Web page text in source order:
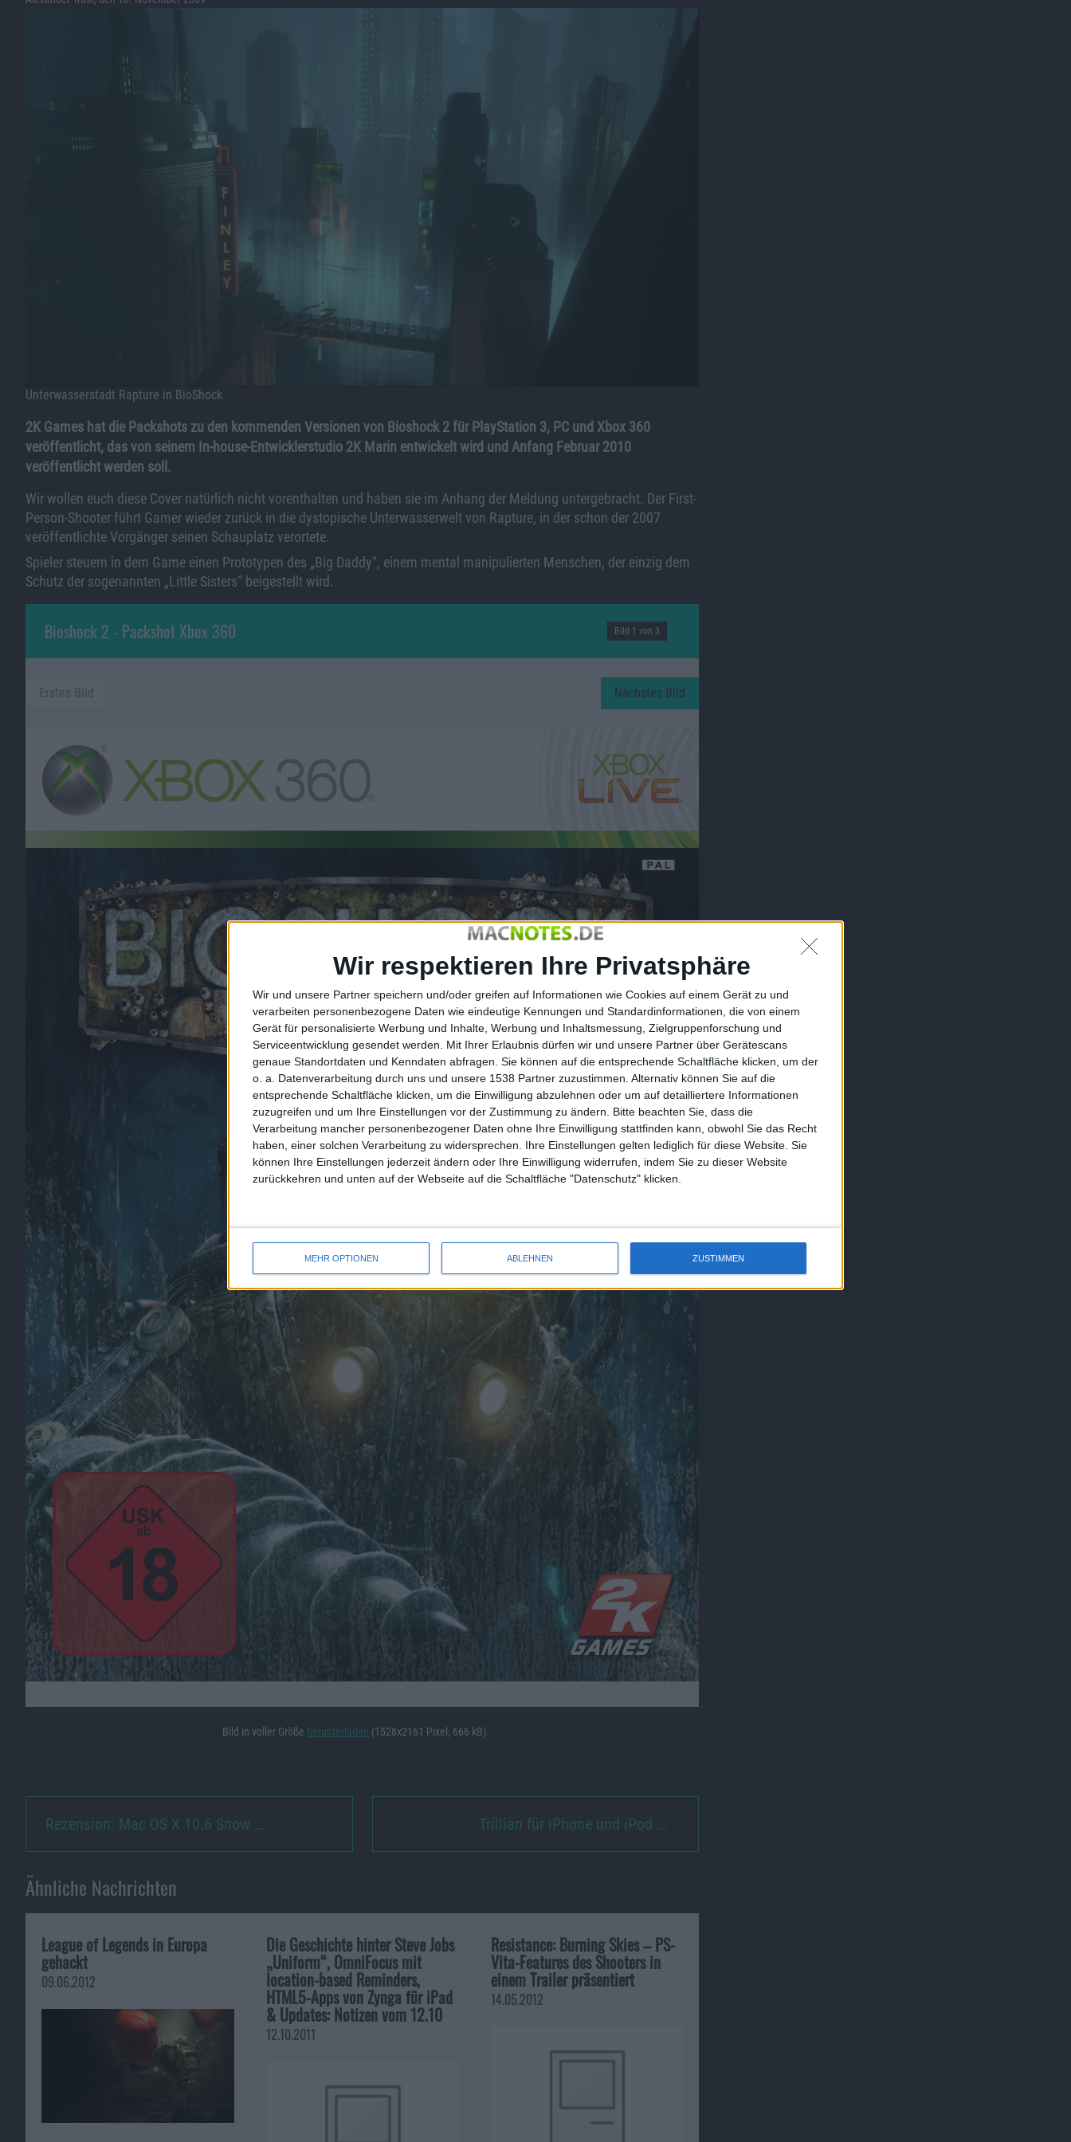
Wir respektieren Ihre Privatsphäre
Wir und unsere Partner speichern und/oder greifen auf Informationen wie Cookies auf einem Gerät zu und
verarbeiten personenbezogene Daten wie eindeutige Kennungen und Standardinformationen, die von einem
Gerät für personalisierte Werbung und Inhalte, Werbung und Inhaltsmessung, Zielgruppenforschung und
Serviceentwicklung gesendet werden.
Mit Ihrer Erlaubnis dürfen wir und unsere Partner über Gerätescans
genaue Standortdaten und Kenndaten abfragen. Sie können auf die entsprechende Schaltfläche klicken, um der
o. a. Datenverarbeitung durch uns und unsere 1538 Partner zuzustimmen. Alternativ können Sie auf die
entsprechende Schaltfläche klicken, um die Einwilligung abzulehnen oder um auf detailliertere Informationen
zuzugreifen und um Ihre Einstellungen vor der Zustimmung zu ändern.
Bitte beachten Sie, dass die
Verarbeitung mancher personenbezogener Daten ohne Ihre Einwilligung stattfinden kann, obwohl Sie das Recht
haben, einer solchen Verarbeitung zu widersprechen. Ihre Einstellungen gelten lediglich für diese Website. Sie
können Ihre Einstellungen jederzeit ändern oder Ihre Einwilligung widerrufen, indem Sie zu dieser Website
zurückkehren und unten auf der Webseite auf die Schaltfläche "Datenschutz" klicken.
MEHR OPTIONEN ABLEHNEN ZUSTIMMEN
Unterwasserstadt Rapture in BioShock
2K Games hat die Packshots zu den kommenden Versionen von Bioshock 2 für PlayStation 3, PC und Xbox 360
veröffentlicht, das von seinem In-house-Entwicklerstudio 2K Marin entwickelt wird und Anfang Februar 2010
veröffentlicht werden soll.
Wir wollen euch diese Cover natürlich nicht vorenthalten und haben sie im Anhang der Meldung untergebracht. Der First-
Person-Shooter führt Gamer wieder zurück in die dystopische Unterwasserwelt von Rapture, in der schon der 2007
veröffentlichte Vorgänger seinen Schauplatz verortete.
Spieler steuern in dem Game einen Prototypen des „Big Daddy“, einem mental manipulierten Menschen, der einzig dem
Schutz der sogenannten „Little Sisters“ beigestellt wird.
Bioshock 2 - Packshot Xbox 360 Bild 1 von 3
Erstes Bild Nächstes Bild
Bild in voller Größe herunterladen (1528x2161 Pixel, 666 kB).
Rezension: Mac OS X 10.6 Snow … Trillian für iPhone und iPod …
Ähnliche Nachrichten
League of Legends in Europa
gehackt
09.06.2012
Die Geschichte hinter Steve Jobs
„Uniform“, OmniFocus mit
location-based Reminders,
HTML5-Apps von Zynga für iPad
& Updates: Notizen vom 12.10
12.10.2011
Resistance: Burning Skies – PS-
Vita-Features des Shooters in
einem Trailer präsentiert
14.05.2012